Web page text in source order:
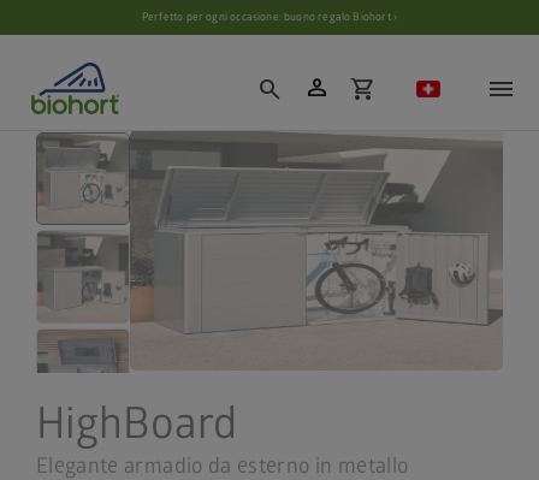
Impostazioni cookiePerfetto per ogni occasione: buono regalo Biohort ›
search person shopping_cart
HighBoard
Elegante armadio da esterno in metallo